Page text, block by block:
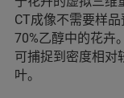
CT成像不需要样
70%乙醇中的花卉
可捕捉到密度相对
叶。